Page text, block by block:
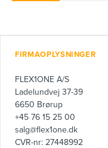
FIRMAOPLYSNINGER
FLEX1ONE A/S
Ladelundvej 37-39
6650 Brørup
+45 76 15 25 00
salg@flex1one.dk
CVR-nr: 27448992